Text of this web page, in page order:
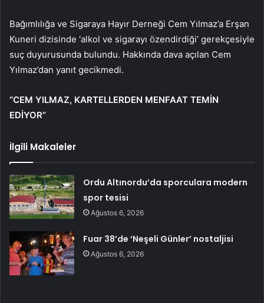
Bağımlılığa ve Sigaraya Hayır Derneği Cem Yılmaz’a Erşan
Kuneri dizisinde ‘alkol ve sigarayı özendirdiği’ gerekçesiyle
suç duyurusunda bulundu. Hakkında dava açılan Cem
Yılmaz’dan yanıt gecikmedi.
“CEM YILMAZ, KARTELLERDEN MENFAAT TEMİN
EDİYOR”
İlgili Makaleler
Ordu Altınordu’da sporculara modern
spor tesisi
Ağustos 6, 2026
Fuar 38’de ‘Neşeli Günler’ nostaljisi
Ağustos 6, 2026